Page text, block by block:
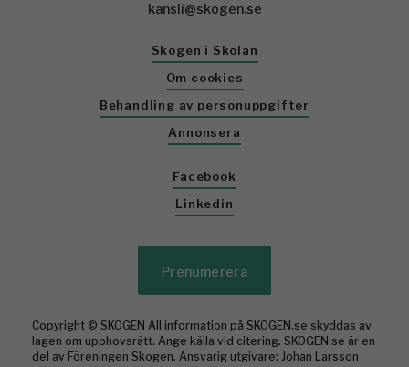
kansli@skogen.se
Skogen i Skolan
Om cookies
Behandling av personuppgifter
Annonsera
Facebook
Linkedin
Prenumerera
Copyright © SKOGEN All information på SKOGEN.se skyddas av
lagen om upphovsrätt. Ange källa vid citering. SKOGEN.se är en
del av Föreningen Skogen. Ansvarig utgivare: Johan Larsson